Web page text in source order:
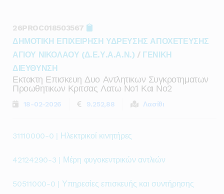
26PROC018503567
ΔΗΜΟΤΙΚΗ ΕΠΙΧΕΙΡΗΣΗ ΥΔΡΕΥΣΗΣ ΑΠΟΧΕΤΕΥΣΗΣ
ΑΓΙΟΥ ΝΙΚΟΛΑΟΥ (Δ.Ε.Υ.Α.Α.Ν.) / ΓΕΝΙΚΗ
ΔΙΕΥΘΥΝΣΗ
Εκτακτη Επισκευη Δυο Αντλητικων Συγκροτηματων
Προωθητικων Κριτσας Λατω Νο1 Και Νο2
18-02-2026 9.252,88 Λασίθι
31110000-0 | Ηλεκτρικοί κινητήρες
42124290-3 | Μέρη φυγοκεντρικών αντλιών
50511000-0 | Υπηρεσίες επισκευής και συντήρησης